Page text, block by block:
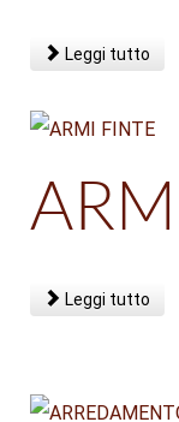
Leggi tutto
Leggi tutto